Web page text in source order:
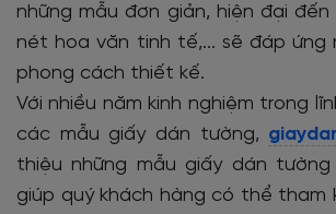
những mẫu đơn giản, hiện đại
nét hoa văn tinh tế,... sẽ đáp ứng
phong cách thiết kế.
Với nhiều năm kinh nghiệm trong
các mẫu giấy dán tường,
thiệu những mẫu giấy dán
giúp quý khách hàng có thể tham